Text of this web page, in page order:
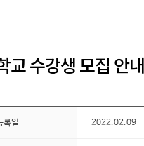
교 수강생 모집 안내
록일 2022.02.09